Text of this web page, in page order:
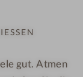
gut. Atmen